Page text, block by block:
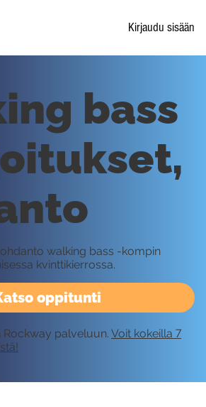
Kirjaudu sisään
oppitunti
bass
walking bass -kompin
kvinttikierrossa.
Rockway palveluun. Voit kokeilla 7